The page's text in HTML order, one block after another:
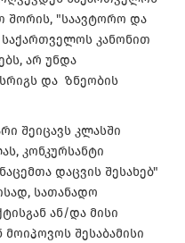
შორის, "საავტორო და
საქართველოს კანონით
არ უნდა
და ზნეობის
შეიცავს კლასში
კონკურსანტი
დაცვის შესახებ"
სათანადო
ან/და მისი
შესაბამისი